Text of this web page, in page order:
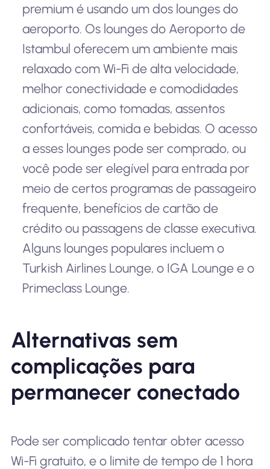
premium é usando um dos lounges do
aeroporto. Os lounges do Aeroporto de
Istambul oferecem um ambiente mais
relaxado com Wi-Fi de alta velocidade,
melhor conectividade e comodidades
adicionais, como tomadas, assentos
confortáveis, comida e bebidas. O acesso
a esses lounges pode ser comprado, ou
você pode ser elegível para entrada por
meio de certos programas de passageiro
frequente, benefícios de cartão de
crédito ou passagens de classe executiva.
Alguns lounges populares incluem o
Turkish Airlines Lounge, o IGA Lounge e o
Primeclass Lounge.
Alternativas sem
complicações para
permanecer conectado
Pode ser complicado tentar obter acesso
Wi-Fi gratuito, e o limite de tempo de 1 hora